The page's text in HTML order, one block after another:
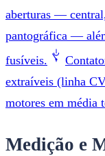
aberturas —
pantográfica —
fusíveis.
extraíveis (linha
motores em média
Medição e